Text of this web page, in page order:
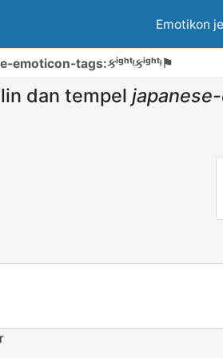
Emotikon
emoticon-tags:કⁱᵍʰᵗᵎકⁱᵍʰᵗᵎ⚑
dan tempel japanese-